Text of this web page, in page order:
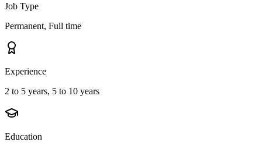
Job Type
Permanent, Full time
Experience
2 to 5 years, 5 to 10 years
Education